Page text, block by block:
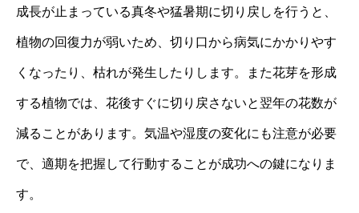
成長が止まっている真冬や猛暑期に切り戻しを行うと、
植物の回復力が弱いため、切り口から病気にかかりやす
くなったり、枯れが発生したりします。また花芽を形成
する植物では、花後すぐに切り戻さないと翌年の花数が
減ることがあります。気温や湿度の変化にも注意が必要
で、適期を把握して行動することが成功への鍵になりま
す。